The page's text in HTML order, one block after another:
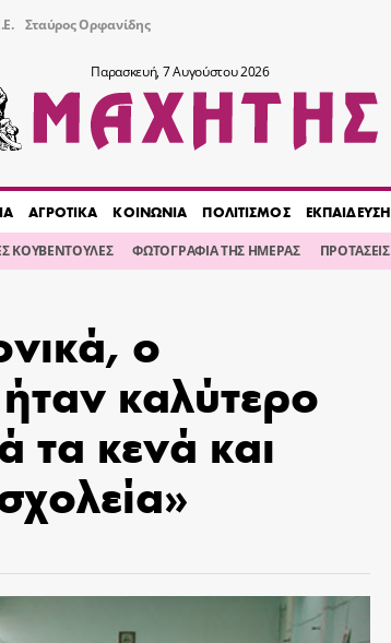
Σταύρος Ορφανίδης
Παρασκευή, 7 Αυγούστου 2026
ΑΓΡΟΤΙΚΑ ΚΟΙΝΩΝΙΑ ΠΟΛΙΤΙΣΜΟΣ ΕΚΠΑΙΔΕΥΣΗ
ΚΟΥΒΕΝΤΟΥΛΕΣ ΦΩΤΟΓΡΑΦΙΑ ΤΗΣ ΗΜΕΡΑΣ ΠΡΟΤΑΣΕΙΣ
ο
καλύτερο
τα κενά και